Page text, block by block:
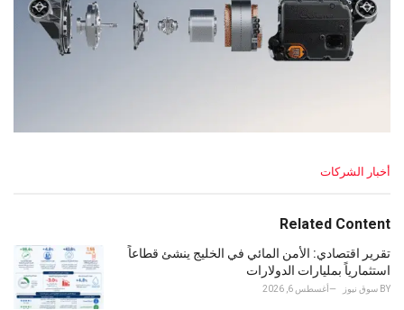
C
e
o
r
i
أخبار الشركات
Related Content
تقرير اقتصادي: الأمن المائي في الخليج ينشئ قطاعاً
استثمارياً بمليارات الدولارات
BY سوق نيوز أغسطس 6, 2026